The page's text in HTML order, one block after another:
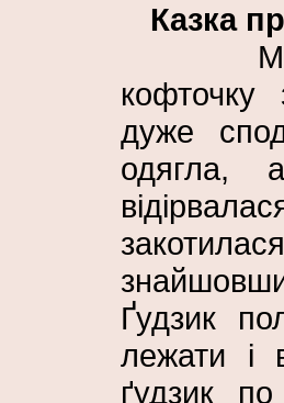
Казка
кофточку
дуже
одягла,
знайшовши
Ґудзик
лежати і
ґудзик